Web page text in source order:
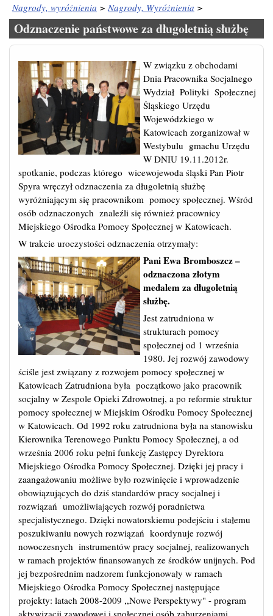
Nagrody, wyróżnienia > Nagrody, Wyróżnienia >
Odznaczenie państwowe za długoletnią służbę
W związku z obchodami
Dnia Pracownika Socjalnego
Wydział Polityki Społecznej
Śląskiego Urzędu
Wojewódzkiego w
Katowicach zorganizował w
Westybulu gmachu Urzędu
W DNIU 19.11.2012r.
spotkanie, podczas którego wicewojewoda śląski Pan Piotr
Spyra wręczył odznaczenia za długoletnią służbę
wyróżniającym się pracownikom pomocy społecznej. Wśród
osób odznaczonych znaleźli się również pracownicy
Miejskiego Ośrodka Pomocy Społecznej w Katowicach.
W trakcie uroczystości odznaczenia otrzymały:
Pani Ewa Bromboszcz –
odznaczona złotym
medalem za długoletnią
służbę.
Jest zatrudniona w
strukturach pomocy
społecznej od 1 września
1980. Jej rozwój zawodowy
ściśle jest związany z rozwojem pomocy społecznej w
Katowicach Zatrudniona była początkowo jako pracownik
socjalny w Zespole Opieki Zdrowotnej, a po reformie struktur
pomocy społecznej w Miejskim Ośrodku Pomocy Społecznej
w Katowicach. Od 1992 roku zatrudniona była na stanowisku
Kierownika Terenowego Punktu Pomocy Społecznej, a od
września 2006 roku pełni funkcję Zastępcy Dyrektora
Miejskiego Ośrodka Pomocy Społecznej. Dzięki jej pracy i
zaangażowaniu możliwe było rozwinięcie i wprowadzenie
obowiązujących do dziś standardów pracy socjalnej i
rozwiązań umożliwiających rozwój poradnictwa
specjalistycznego. Dzięki nowatorskiemu podejściu i stałemu
poszukiwaniu nowych rozwiązań koordynuje rozwój
nowoczesnych instrumentów pracy socjalnej, realizowanych
w ramach projektów finansowanych ze środków unijnych. Pod
jej bezpośrednim nadzorem funkcjonowały w ramach
Miejskiego Ośrodka Pomocy Społecznej następujące
projekty: latach 2008-2009 ,,Nowe Perspektywy" - program